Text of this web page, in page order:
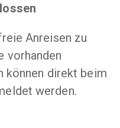
Anreisen zu
vorhanden
können direkt beim
werden.